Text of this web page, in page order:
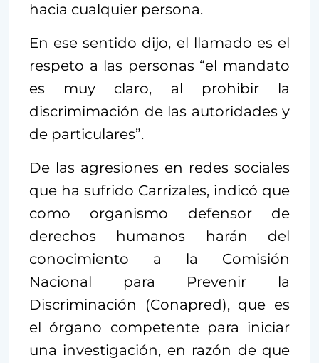
hacia cualquier persona.
En ese sentido dijo, el llamado es el
respeto a las personas “el mandato
es muy claro, al prohibir la
discrimimación de las autoridades y
de particulares”.
De las agresiones en redes sociales
que ha sufrido Carrizales, indicó que
como organismo defensor de
derechos humanos harán del
conocimiento a la Comisión
Nacional para Prevenir la
Discriminación (Conapred), que es
el órgano competente para iniciar
una investigación, en razón de que